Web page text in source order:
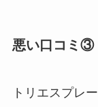
悪い口コミ③
トリエスプレー